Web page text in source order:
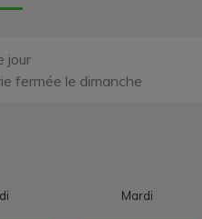
jour
fermée le dimanche
Mardi